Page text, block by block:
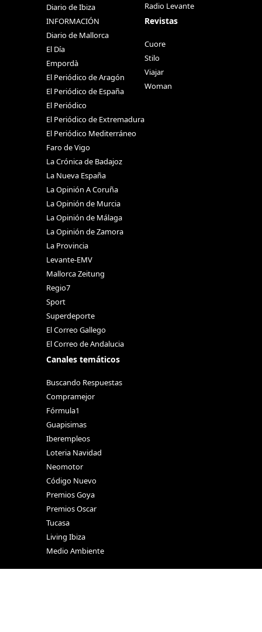
Diario de Ibiza
INFORMACIÓN
Diario de Mallorca
El Día
Empordà
El Periódico de Aragón
El Periódico de España
El Periódico
El Periódico de Extremadura
El Periódico Mediterráneo
Faro de Vigo
La Crónica de Badajoz
La Nueva España
La Opinión A Coruña
La Opinión de Murcia
La Opinión de Málaga
La Opinión de Zamora
La Provincia
Levante-EMV
Mallorca Zeitung
Regio7
Sport
Superdeporte
El Correo Gallego
El Correo de Andalucia
Canales temáticos
Buscando Respuestas
Compramejor
Fórmula1
Guapisimas
Iberempleos
Loteria Navidad
Neomotor
Código Nuevo
Premios Goya
Premios Oscar
Tucasa
Living Ibiza
Medio Ambiente
Radio Levante
Revistas
Cuore
Stilo
Viajar
Woman